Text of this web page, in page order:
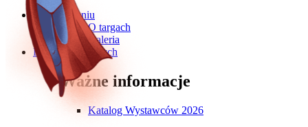
O wydarzeniu
O targach
Galeria
Dla Zwiedzających
Ważne informacje
Katalog Wystawców 2026